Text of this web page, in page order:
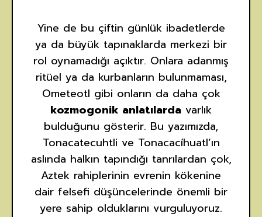
Yine de bu çiftin günlük ibadetlerde
ya da büyük tapınaklarda merkezi bir
rol oynamadığı açıktır. Onlara adanmış
ritüel ya da kurbanların bulunmaması,
Ometeotl gibi onların da daha çok
kozmogonik anlatılarda varlık
bulduğunu gösterir. Bu yazımızda,
Tonacatecuhtli ve Tonacacíhuatl’ın
aslında halkın tapındığı tanrılardan çok,
Aztek rahiplerinin evrenin kökenine
dair felsefi düşüncelerinde önemli bir
yere sahip olduklarını vurguluyoruz.